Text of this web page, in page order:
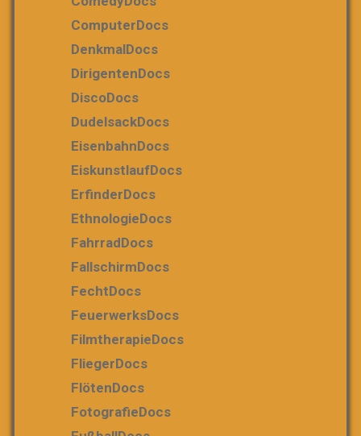
ComputerDocs
DenkmalDocs
DirigentenDocs
DiscoDocs
DudelsackDocs
EisenbahnDocs
EiskunstlaufDocs
ErfinderDocs
EthnologieDocs
FahrradDocs
FallschirmDocs
FechtDocs
FeuerwerksDocs
FilmtherapieDocs
FliegerDocs
FlötenDocs
FotografieDocs